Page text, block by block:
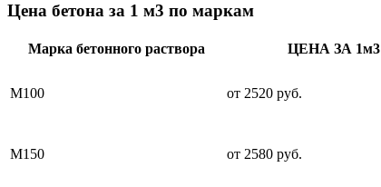
Цена бетона за 1 м3 по маркам
Марка бетонного раствора ЦЕНА ЗА 1м3
М100 от 2520 руб.
М150 от 2580 руб.